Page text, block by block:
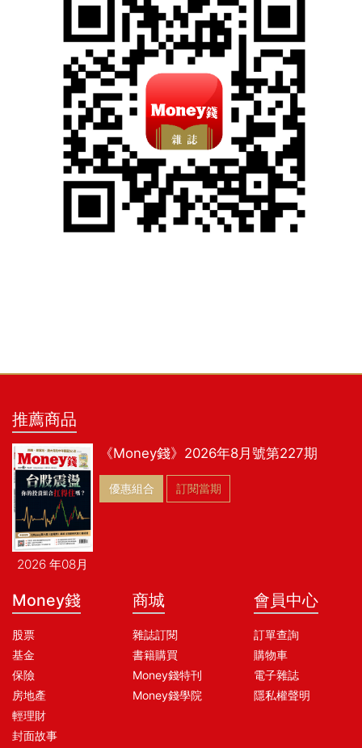
推薦商品
2026 年08月
《Money錢》2026年8月號第227期
優惠組合 訂閱當期
Money錢
股票
基金
保險
房地產
輕理財
封面故事
商城
雜誌訂閱
書籍購買
Money錢特刊
Money錢學院
會員中心
訂單查詢
購物車
電子雜誌
隱私權聲明